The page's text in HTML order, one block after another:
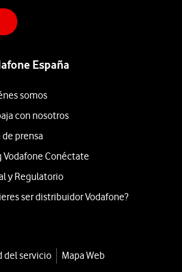
España
somos
con nosotros
de prensa
Vodafone Conéctate
y Regulatorio
ser distribuidor Vodafone?
del servicio
Mapa Web